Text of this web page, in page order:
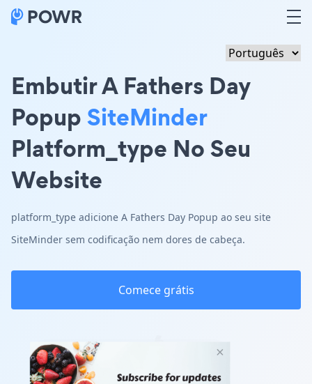
Embutir A Fathers Day
PopupSiteMinder
Platform_type No Seu
Website
platform_type adicione A Fathers Day Popup ao seu site
SiteMinder sem codificação nem dores de cabeça.
Comece grátis